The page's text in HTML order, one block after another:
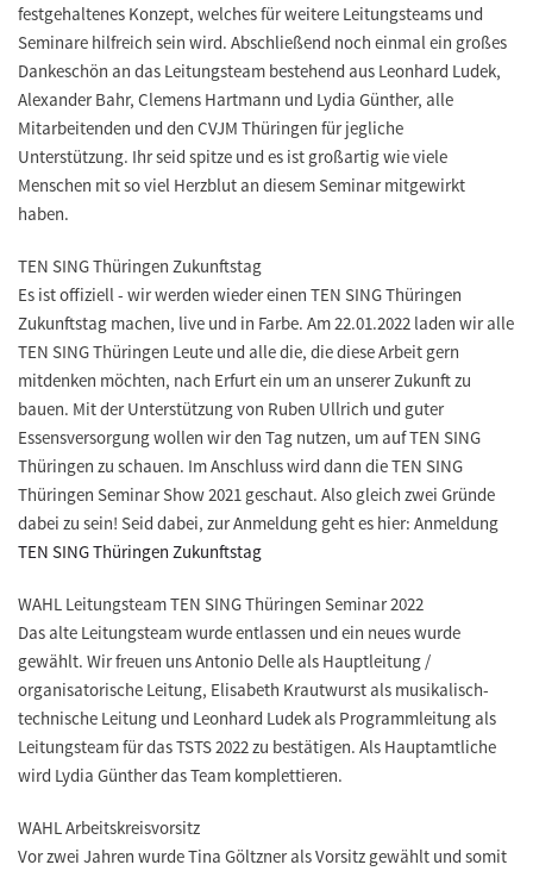
festgehaltenes Konzept, welches für weitere Leitungsteams und
Seminare hilfreich sein wird. Abschließend noch einmal ein großes
Dankeschön an das Leitungsteam bestehend aus Leonhard Ludek,
Alexander Bahr, Clemens Hartmann und Lydia Günther, alle
Mitarbeitenden und den CVJM Thüringen für jegliche
Unterstützung. Ihr seid spitze und es ist großartig wie viele
Menschen mit so viel Herzblut an diesem Seminar mitgewirkt
haben.
TEN SING Thüringen Zukunftstag
Es ist offiziell - wir werden wieder einen TEN SING Thüringen
Zukunftstag machen, live und in Farbe. Am 22.01.2022 laden wir alle
TEN SING Thüringen Leute und alle die, die diese Arbeit gern
mitdenken möchten, nach Erfurt ein um an unserer Zukunft zu
bauen. Mit der Unterstützung von Ruben Ullrich und guter
Essensversorgung wollen wir den Tag nutzen, um auf TEN SING
Thüringen zu schauen. Im Anschluss wird dann die TEN SING
Thüringen Seminar Show 2021 geschaut. Also gleich zwei Gründe
dabei zu sein! Seid dabei, zur Anmeldung geht es hier: Anmeldung
TEN SING Thüringen Zukunftstag
WAHL Leitungsteam TEN SING Thüringen Seminar 2022
Das alte Leitungsteam wurde entlassen und ein neues wurde
gewählt. Wir freuen uns Antonio Delle als Hauptleitung /
organisatorische Leitung, Elisabeth Krautwurst als musikalisch-
technische Leitung und Leonhard Ludek als Programmleitung als
Leitungsteam für das TSTS 2022 zu bestätigen. Als Hauptamtliche
wird Lydia Günther das Team komplettieren.
WAHL Arbeitskreisvorsitz
Vor zwei Jahren wurde Tina Göltzner als Vorsitz gewählt und somit